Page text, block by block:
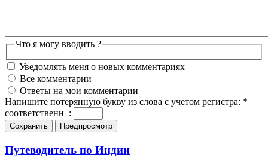
Что я могу вводить ?
Уведомлять меня о новых комментариях
Все комментарии
Ответы на мои комментарии
Напишите потерянную букву из слова с учетом регистра: *
соответственн_:
Путеводитель по Индии